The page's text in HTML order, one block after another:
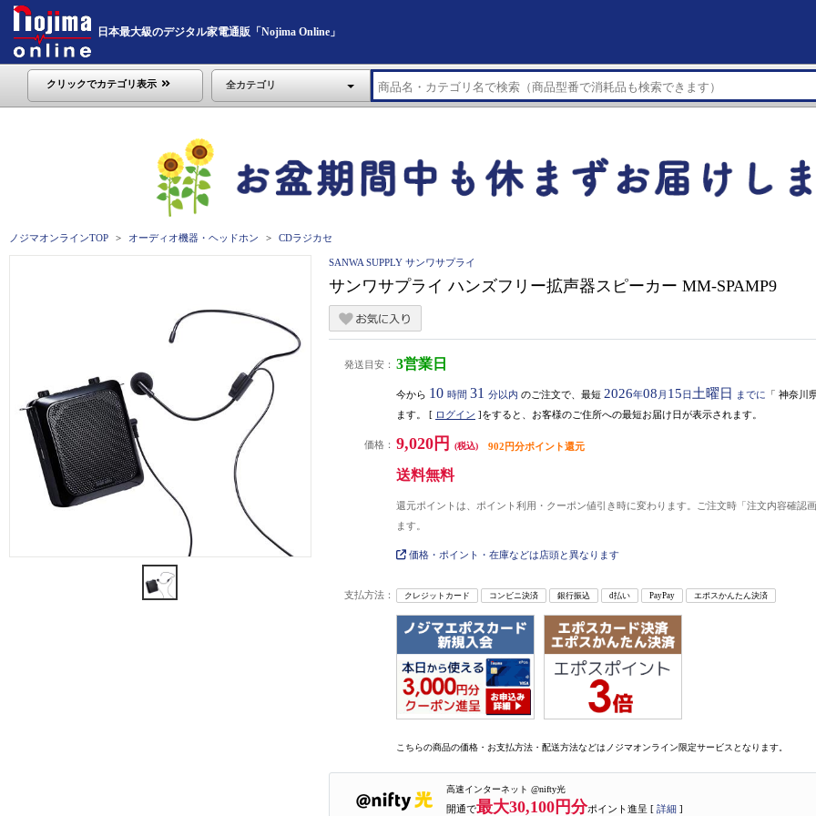
日本最大級のデジタル家電通販「Nojima Online」
クリックでカテゴリ表示 全カテゴリ
ノジマオンラインTOP オーディオ機器・ヘッドホン CDラジカセ
SANWA SUPPLY サンワサプライ
サンワサプライ ハンズフリー拡声器スピーカー MM-SPAMP9
発送目安： 3営業日
今から 10 時間 31 分以内 のご注文で、最短 2026年08 月 15日 土曜日 までに 「 神奈川
ます。 [ ログイン ]をすると、お客様のご住所への最短お届け日が表示されます。
価格： 9,020円 (税込) 902円分ポイント還元
送料無料
還元ポイントは、ポイント利用・クーポン値引き時に変わります。ご注文時「注文内容確認
ます。
価格・ポイント・在庫などは店頭と異なります
支払方法： クレジットカード コンビニ決済 銀行振込 d払い PayPay エポスかんたん決済
こちらの商品の価格・お支払方法・配送方法などはノジマオンライン限定サービスとなります。
高速インターネット @nifty光
開通で最大30,100円分ポイント進呈 [ 詳細 ]